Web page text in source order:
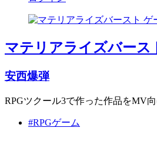
マテリアライズバース
安西爆弾
RPGツクール3で作った作品をMV
#RPGゲーム